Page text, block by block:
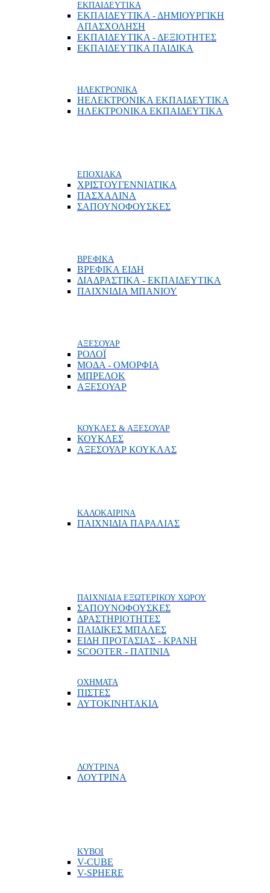
ΕΚΠΑΙΔΕΥΤΙΚΑ
ΕΚΠΑΙΔΕΥΤΙΚΑ - ΔΗΜΙΟΥΡΓΙΚΗ
ΑΠΑΣΧΟΛΗΣΗ
ΕΚΠΑΙΔΕΥΤΙΚΑ - ΔΕΞΙΟΤΗΤΕΣ
ΕΚΠΑΙΔΕΥΤΙΚΑ ΠΑΙΔΙΚΑ
ΗΛΕΚΤΡΟΝΙΚΑ
ΗΕΛΕΚΤΡΟΝΙΚΑ ΕΚΠΑΙΔΕΥΤΙΚΑ
ΗΛΕΚΤΡΟΝΙΚΑ ΕΚΠΑΙΔΕΥΤΙΚΑ
ΕΠΟΧΙΑΚΑ
ΧΡΙΣΤΟΥΓΕΝΝΙΑΤΙΚΑ
ΠΑΣΧΑΛΙΝΑ
ΣΑΠΟΥΝΟΦΟΥΣΚΕΣ
ΒΡΕΦΙΚΑ
ΒΡΕΦΙΚΑ ΕΙΔΗ
ΔΙΑΔΡΑΣΤΙΚΑ - ΕΚΠΑΙΔΕΥΤΙΚΑ
ΠΑΙΧΝΙΔΙΑ ΜΠΑΝΙΟΥ
ΑΞΕΣΟΥΑΡ
ΡΟΛΟΪ
ΜΟΔΑ - ΟΜΟΡΦΙΑ
ΜΠΡΕΛΟΚ
ΑΞΕΣΟΥΑΡ
ΚΟΥΚΛΕΣ & ΑΞΕΣΟΥΑΡ
ΚΟΥΚΛΕΣ
ΑΞΕΣΟΥΑΡ ΚΟΥΚΛΑΣ
ΚΑΛΟΚΑΙΡΙΝΑ
ΠΑΙΧΝΙΔΙΑ ΠΑΡΑΛΙΑΣ
ΠΑΙΧΝΙΔΙΑ ΕΞΩΤΕΡΙΚΟΥ ΧΩΡΟΥ
ΣΑΠΟΥΝΟΦΟΥΣΚΕΣ
ΔΡΑΣΤΗΡΙΟΤΗΤΕΣ
ΠΑΙΔΙΚΕΣ ΜΠΑΛΕΣ
ΕΙΔΗ ΠΡΟΤΑΣΙΑΣ - ΚΡΑΝΗ
SCOOTER - ΠΑΤΙΝΙΑ
ΟΧΗΜΑΤΑ
ΠΙΣΤΕΣ
ΑΥΤΟΚΙΝΗΤΑΚΙΑ
ΛΟΥΤΡΙΝΑ
ΛΟΥΤΡΙΝΑ
ΚΥΒΟΙ
V-CUBE
V-SPHERE